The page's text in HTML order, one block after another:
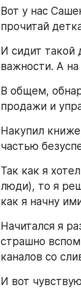
Вот у нас
прочитай
И сидит такой
важности. А
В общем,
продажи и
Накупил
частью
Так как я
люди), то я
как я начну
Начитался я
страшно
каналов со
И вот